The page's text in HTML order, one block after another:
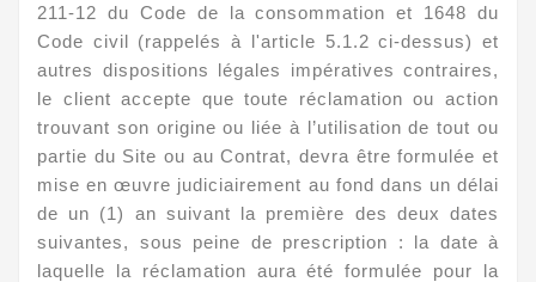
211-12 du Code de la consommation et 1648 du
Code civil (rappelés à l'article 5.1.2 ci-dessus) et
autres dispositions légales impératives contraires,
le client accepte que toute réclamation ou action
trouvant son origine ou liée à l’utilisation de tout ou
partie du Site ou au Contrat, devra être formulée et
mise en œuvre judiciairement au fond dans un délai
de un (1) an suivant la première des deux dates
suivantes, sous peine de prescription : la date à
laquelle la réclamation aura été formulée pour la